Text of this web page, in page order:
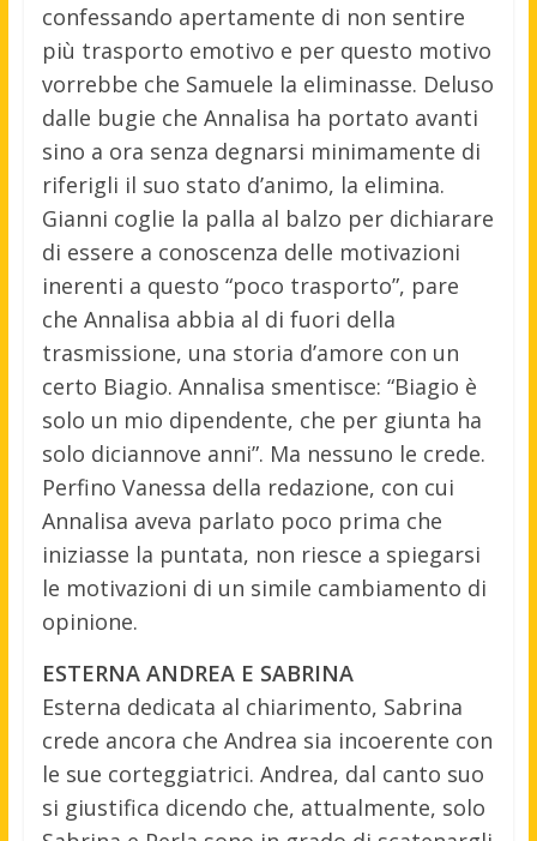
confessando apertamente di non sentire
più trasporto emotivo e per questo motivo
vorrebbe che Samuele la eliminasse. Deluso
dalle bugie che Annalisa ha portato avanti
sino a ora senza degnarsi minimamente di
riferigli il suo stato d’animo, la elimina.
Gianni coglie la palla al balzo per dichiarare
di essere a conoscenza delle motivazioni
inerenti a questo “poco trasporto”, pare
che Annalisa abbia al di fuori della
trasmissione, una storia d’amore con un
certo Biagio. Annalisa smentisce: “Biagio è
solo un mio dipendente, che per giunta ha
solo diciannove anni”. Ma nessuno le crede.
Perfino Vanessa della redazione, con cui
Annalisa aveva parlato poco prima che
iniziasse la puntata, non riesce a spiegarsi
le motivazioni di un simile cambiamento di
opinione.
ESTERNA ANDREA E SABRINA
Esterna dedicata al chiarimento, Sabrina
crede ancora che Andrea sia incoerente con
le sue corteggiatrici. Andrea, dal canto suo
si giustifica dicendo che, attualmente, solo